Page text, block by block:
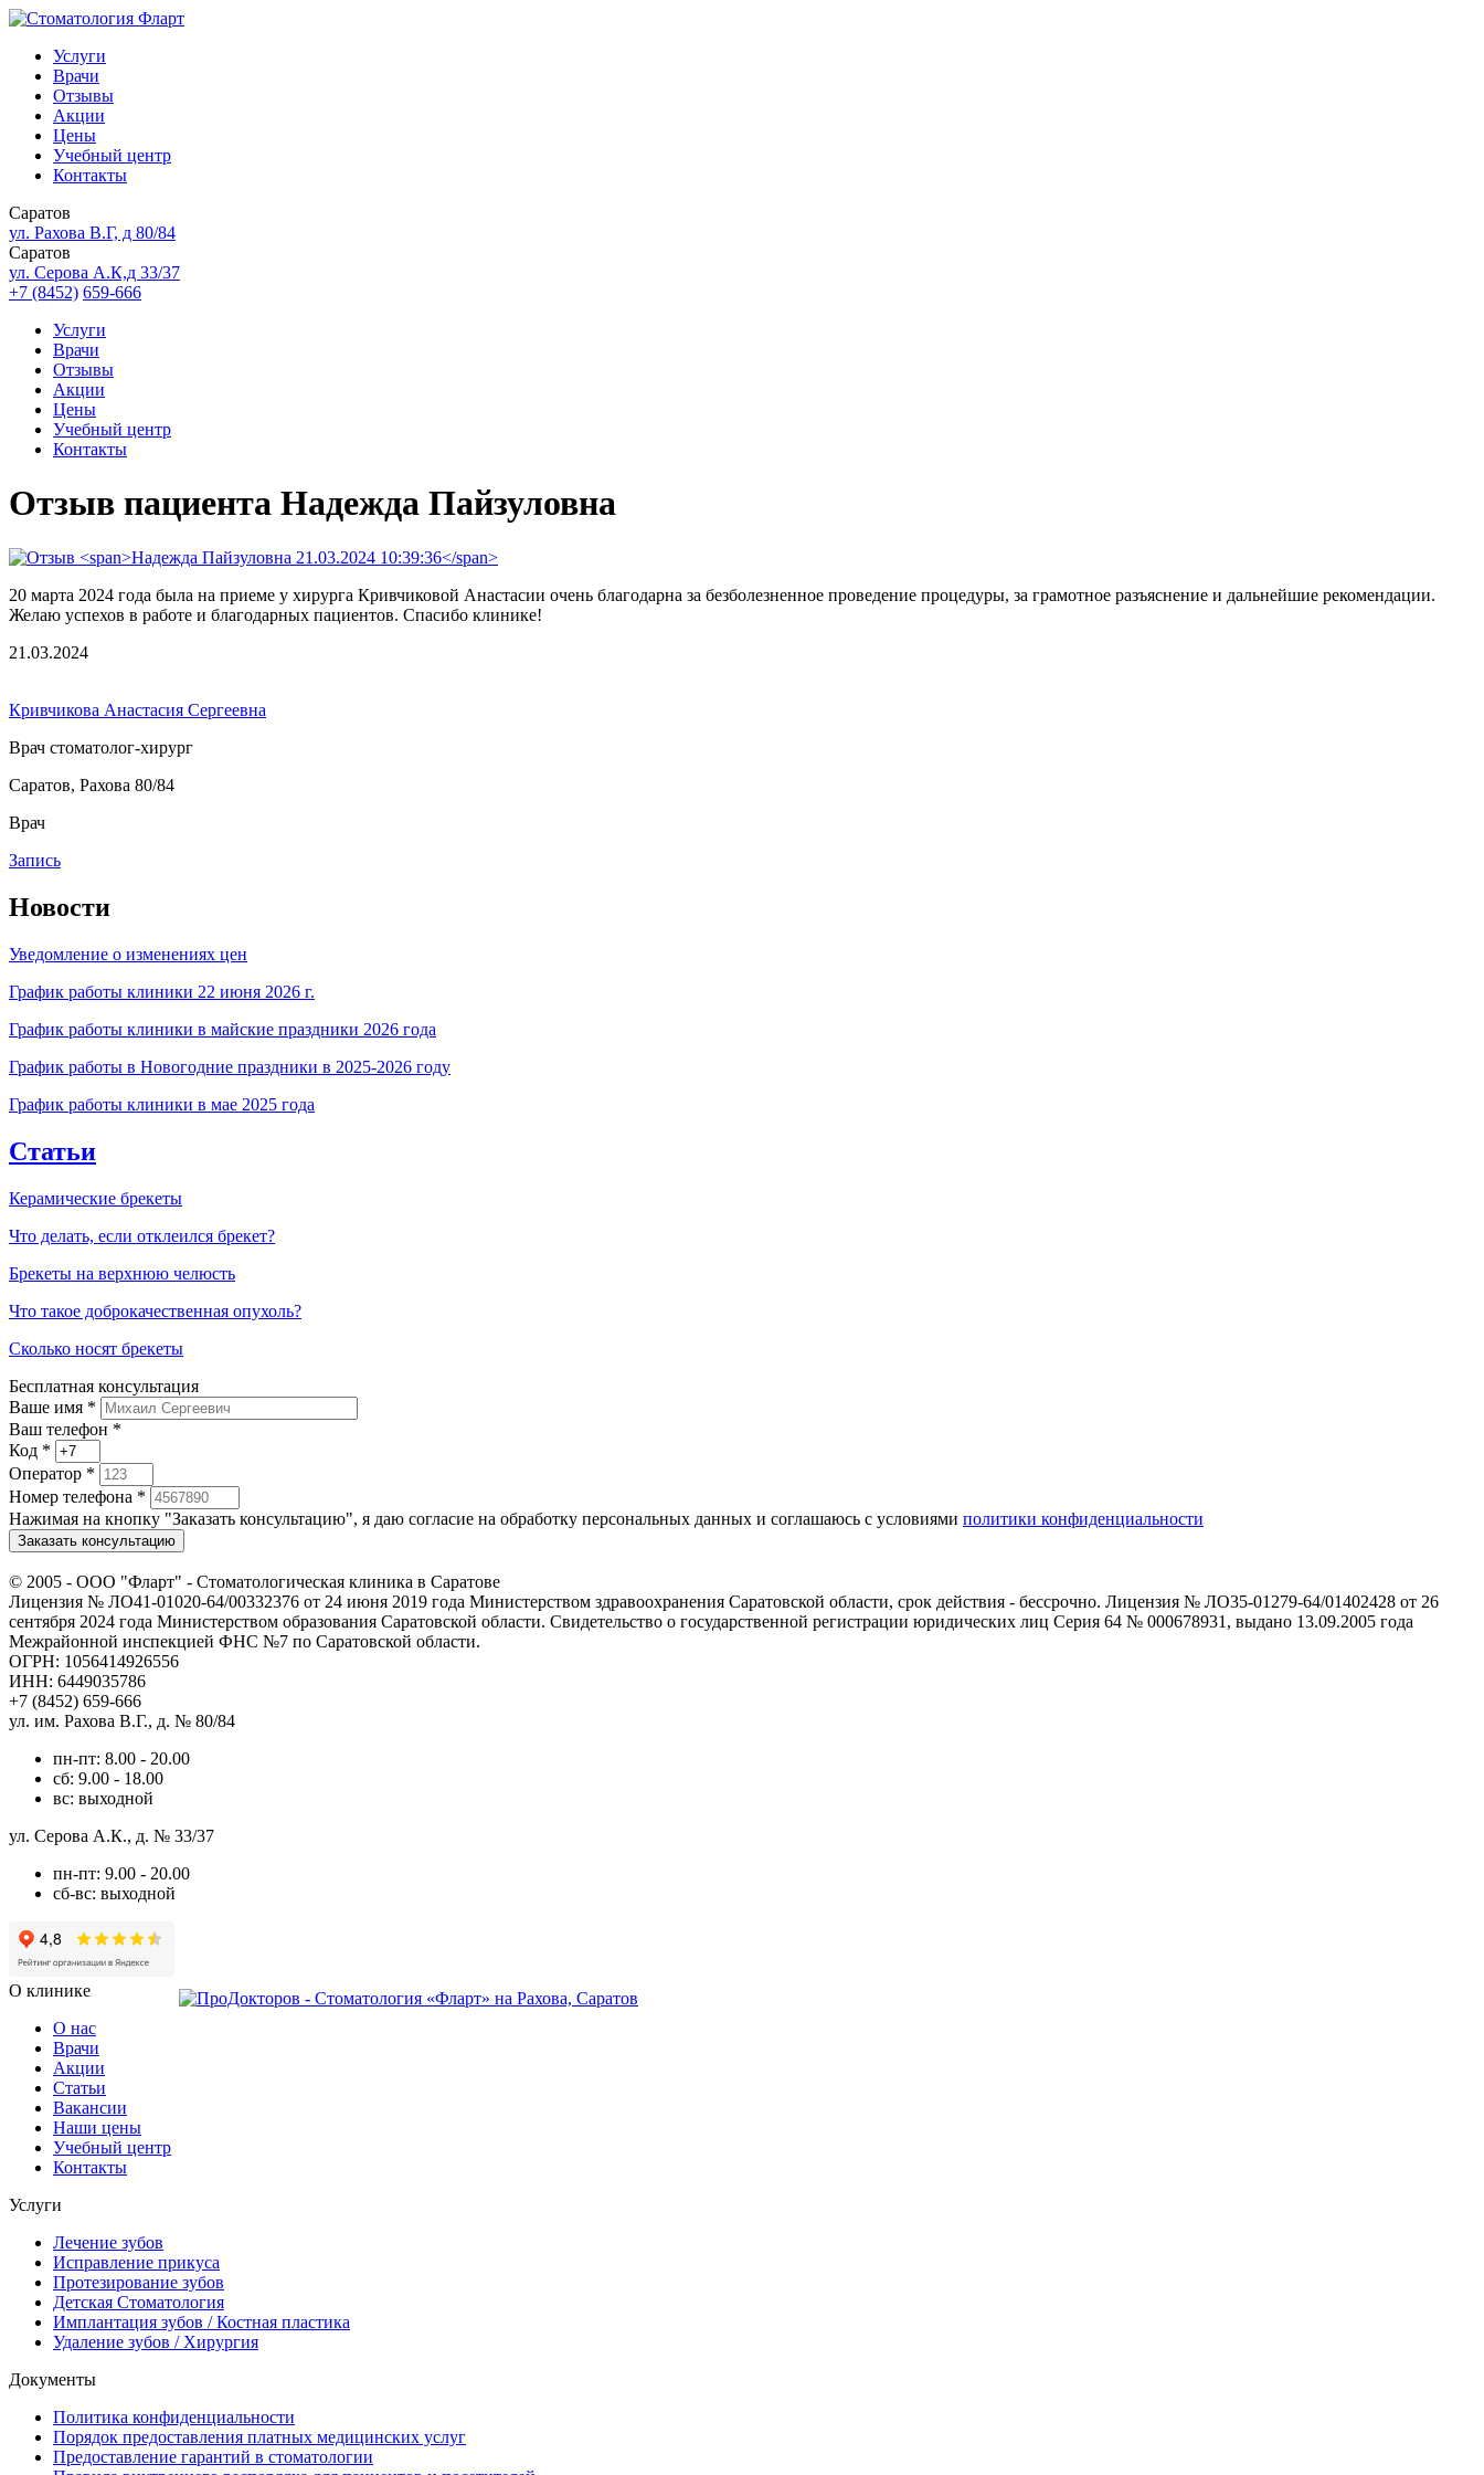
Услуги
Врачи
Отзывы
Акции
Цены
Учебный центр
Контакты
Саратов
ул. Рахова В.Г, д 80/84
Саратов
ул. Серова А.К,д 33/37
+7 (8452) 659-666
Услуги
Врачи
Отзывы
Акции
Цены
Учебный центр
Контакты
Отзыв пациента Надежда Пайзуловна
20 марта 2024 года была на приеме у хирурга Кривчиковой Анастасии очень благодарна за безболезненное проведение процедуры, за грамотное разъяснение и дальнейшие рекомендации.
Желаю успехов в работе и благодарных пациентов. Спасибо клинике!
21.03.2024
Кривчикова Анастасия Сергеевна
Врач стоматолог-хирург
Саратов, Рахова 80/84
Врач
Запись
Новости
Уведомление о изменениях цен
График работы клиники 22 июня 2026 г.
График работы клиники в майские праздники 2026 года
График работы в Новогодние праздники в 2025-2026 году
График работы клиники в мае 2025 года
Статьи
Керамические брекеты
Что делать, если отклеился брекет?
Брекеты на верхнюю челюсть
Что такое доброкачественная опухоль?
Сколько носят брекеты
Бесплатная консультация
Ваше имя *
Ваш телефон *
Код *
Оператор *
Номер телефона *
Нажимая на кнопку "Заказать консультацию", я даю согласие на обработку персональных данных и соглашаюсь c условиями политики конфиденциальности
Заказать консультацию
© 2005 - ООО "Фларт" - Стоматологическая клиника в Саратове
Лицензия № ЛО41-01020-64/00332376 от 24 июня 2019 года Министерством здравоохранения Саратовской области, срок действия - бессрочно. Лицензия № ЛО35-01279-64/01402428 от 26
сентября 2024 года Министерством образования Саратовской области. Свидетельство о государственной регистрации юридических лиц Серия 64 № 000678931, выдано 13.09.2005 года
Межрайонной инспекцией ФНС №7 по Саратовской области.
ОГРН: 1056414926556
ИНН: 6449035786
+7 (8452) 659-666
ул. им. Рахова В.Г., д. № 80/84
пн-пт: 8.00 - 20.00
сб: 9.00 - 18.00
вс: выходной
ул. Серова А.К., д. № 33/37
пн-пт: 9.00 - 20.00
сб-вс: выходной
О клинике
О нас
Врачи
Акции
Статьи
Вакансии
Наши цены
Учебный центр
Контакты
Услуги
Лечение зубов
Исправление прикуса
Протезирование зубов
Детская Стоматология
Имплантация зубов / Костная пластика
Удаление зубов / Хирургия
Документы
Политика конфиденциальности
Порядок предоставления платных медицинских услуг
Предоставление гарантий в стоматологии